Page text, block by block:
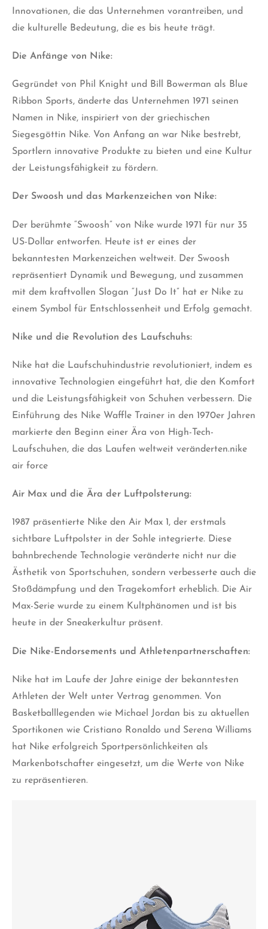
Innovationen, die das Unternehmen vorantreiben, und
die kulturelle Bedeutung, die es bis heute trägt.
Die Anfänge von Nike:
Gegründet von Phil Knight und Bill Bowerman als Blue
Ribbon Sports, änderte das Unternehmen 1971 seinen
Namen in Nike, inspiriert von der griechischen
Siegesgöttin Nike. Von Anfang an war Nike bestrebt,
Sportlern innovative Produkte zu bieten und eine Kultur
der Leistungsfähigkeit zu fördern.
Der Swoosh und das Markenzeichen von Nike:
Der berühmte “Swoosh” von Nike wurde 1971 für nur 35
US-Dollar entworfen. Heute ist er eines der
bekanntesten Markenzeichen weltweit. Der Swoosh
repräsentiert Dynamik und Bewegung, und zusammen
mit dem kraftvollen Slogan “Just Do It” hat er Nike zu
einem Symbol für Entschlossenheit und Erfolg gemacht.
Nike und die Revolution des Laufschuhs:
Nike hat die Laufschuhindustrie revolutioniert, indem es
innovative Technologien eingeführt hat, die den Komfort
und die Leistungsfähigkeit von Schuhen verbessern. Die
Einführung des Nike Waffle Trainer in den 1970er Jahren
markierte den Beginn einer Ära von High-Tech-
Laufschuhen, die das Laufen weltweit veränderten.nike
air force
Air Max und die Ära der Luftpolsterung:
1987 präsentierte Nike den Air Max 1, der erstmals
sichtbare Luftpolster in der Sohle integrierte. Diese
bahnbrechende Technologie veränderte nicht nur die
Ästhetik von Sportschuhen, sondern verbesserte auch die
Stoßdämpfung und den Tragekomfort erheblich. Die Air
Max-Serie wurde zu einem Kultphänomen und ist bis
heute in der Sneakerkultur präsent.
Die Nike-Endorsements und Athletenpartnerschaften:
Nike hat im Laufe der Jahre einige der bekanntesten
Athleten der Welt unter Vertrag genommen. Von
Basketballlegenden wie Michael Jordan bis zu aktuellen
Sportikonen wie Cristiano Ronaldo und Serena Williams
hat Nike erfolgreich Sportpersönlichkeiten als
Markenbotschafter eingesetzt, um die Werte von Nike
zu repräsentieren.